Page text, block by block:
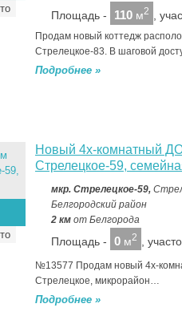
Площадь - 110 м2 ,
Продам новый коттедж
Стрелецкое-83. В шаговой
Подробнее »
Новый 4х-комнатный
Стрелецкое-59,
мкр. Стрелецкое-59,
Белгородский район
2 км от Белгорода
Площадь - 0 м2 ,
№13577 Продам новый 4х-
Стрелецкое, микрорайон…
Подробнее »